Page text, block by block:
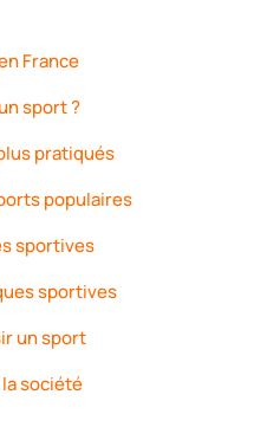
France
sport ?
pratiqués
populaires
sportives
sportives
un sport
société